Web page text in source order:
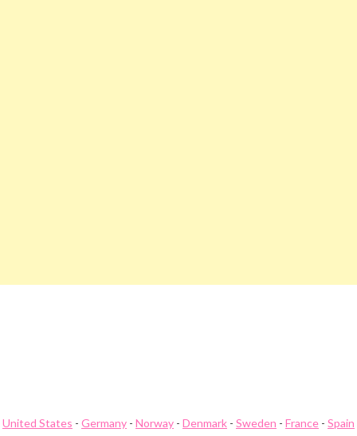
United States - Germany - Norway - Denmark - Sweden - France - Spain